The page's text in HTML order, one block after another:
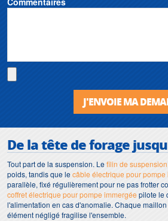
J'ENVOIE MA
De la tête de forage
Tout part de la suspension. Lefilin de suspension
poids, tandis que lecâble électrique pour pompe
parallèle, fixé régulièrement pour ne pas frotter
coffret électrique pour pompe immergée pilote le
l'alimentation en cas d'anomalie. Chaque
élément négligé fragilise l'ensemble.